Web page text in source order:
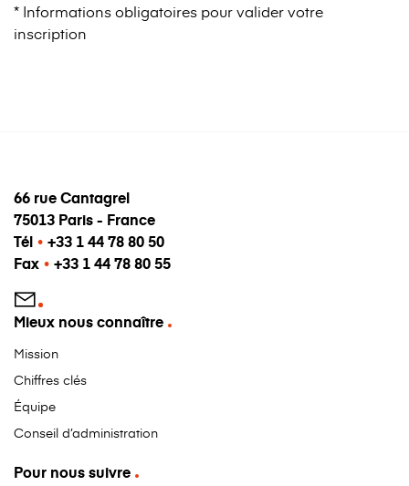
* Informations obligatoires pour valider votre
inscription
66 rue Cantagrel
75013 Paris - France
Tél • +33 1 44 78 80 50
Fax • +33 1 44 78 80 55
Mieux nous connaître
Mission
Chiffres clés
Équipe
Conseil d’administration
Pour nous suivre